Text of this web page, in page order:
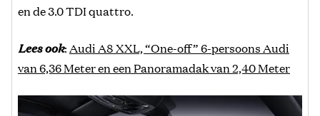
en de 3.0 TDI quattro.
Lees ook:Audi A8 XXL, “One-off” 6-persoons Audi
van 6,36 Meter en een Panoramadak van 2,40 Meter